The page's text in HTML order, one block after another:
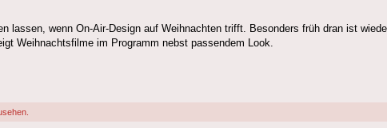
lassen, wenn On-Air-Design auf Weihnachten trifft. Besonders früh dran ist
Weihnachtsfilme im Programm nebst passendem Look.